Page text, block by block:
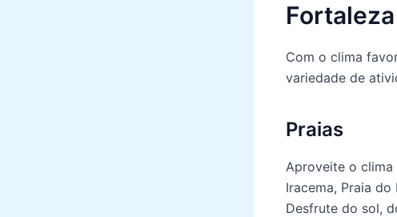
Fortaleza
Com o clima
variedade de
Praias
Aproveite o clima
Iracema, Praia
Desfrute do sol,